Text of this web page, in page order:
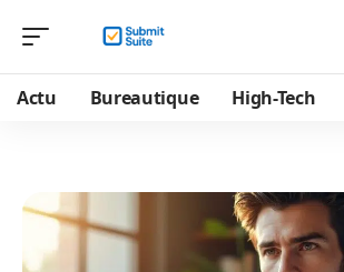
Actu Bureautique High-Tech